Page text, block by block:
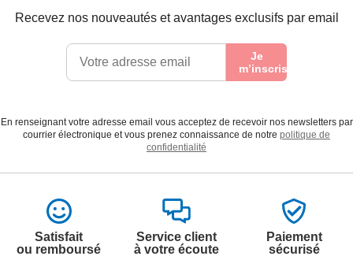
Recevez nos nouveautés et avantages exclusifs par email
Je
m’inscris
En renseignant votre adresse email vous acceptez de recevoir nos newsletters par
courrier électronique et vous prenez connaissance de notre politique de
confidentialité
Satisfait
ou remboursé
Service client
à votre écoute
Paiement
sécurisé